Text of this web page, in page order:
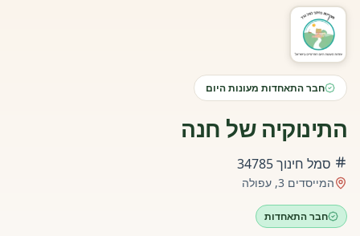
חבר התאחדות מעונות היום
התינוקיה של חנה
סמל חינוך34785
המייסדים 3, עפולה
חבר התאחדות